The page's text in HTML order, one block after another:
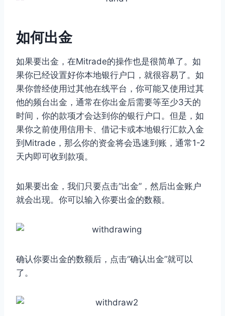
如何出金
如果要出金，在Mitrade的操作也是很简单了。如
果你已经设置好你本地银行户口，就很容易了。如
果你曾经使用过其他在线平台，你可能又使用过其
他的频台出金，通常在你出金后需要等至少3天的
时间，你的款项才会达到你的银行户口。但是，如
果你之前使用信用卡、借记卡或本地银行汇款入金
到Mitrade，那么你的资金将会迅速到账，通常1-2
天内即可收到款项。
如果要出金，我们只要点击“出金”，然后出金账户
就会出现。你可以输入你要出金的数额。
确认你要出金的数额后，点击“确认出金”就可以
了。